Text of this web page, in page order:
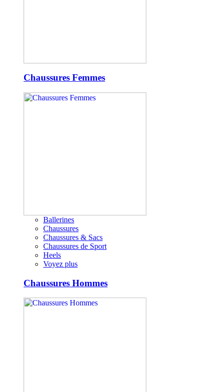
Chaussures Femmes
Ballerines
Chaussures
Chaussures & Sacs
Chaussures de Sport
Heels
Voyez plus
Chaussures Hommes